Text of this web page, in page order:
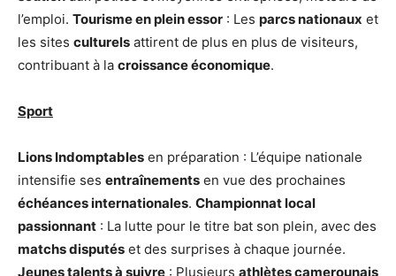
l’emploi. Tourisme en plein essor : Les parcs nationaux et
les sites culturels attirent de plus en plus de visiteurs,
contribuant à la croissance économique.
Sport
Lions Indomptables en préparation : L’équipe nationale
intensifie ses entraînements en vue des prochaines
échéances internationales. Championnat local
passionnant : La lutte pour le titre bat son plein, avec des
matchs disputés et des surprises à chaque journée.
Jeunes talents à suivre : Plusieurs athlètes camerounais